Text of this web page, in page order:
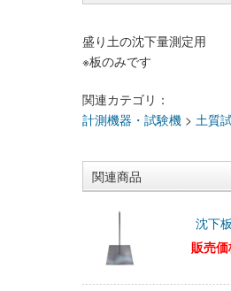
盛り土の沈下量測定用
※板のみです
関連カテゴリ：
計測機器・試験機 > 土質
関連商品
沈下
販売